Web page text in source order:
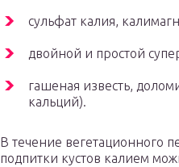
сульфат калия,
двойной и простой
гашеная известь,
кальций).
В течение вегетационного
подпитки кустов калием